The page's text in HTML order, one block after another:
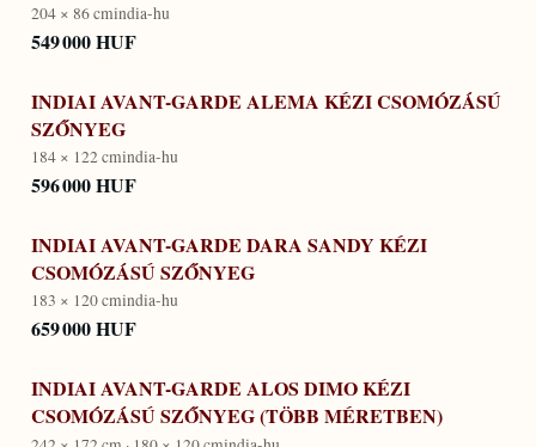
204 × 86 cmindia-hu
549 000 HUF
INDIAI AVANT-GARDE ALEMA KÉZI CSOMÓZÁSÚ
SZŐNYEG
184 × 122 cmindia-hu
596 000 HUF
INDIAI AVANT-GARDE DARA SANDY KÉZI
CSOMÓZÁSÚ SZŐNYEG
183 × 120 cmindia-hu
659 000 HUF
INDIAI AVANT-GARDE ALOS DIMO KÉZI
CSOMÓZÁSÚ SZŐNYEG (TÖBB MÉRETBEN)